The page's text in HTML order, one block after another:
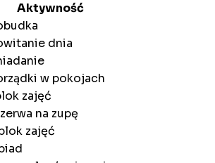
Aktywność
dnia
w pokojach
zajęć
na zupę
zajęć